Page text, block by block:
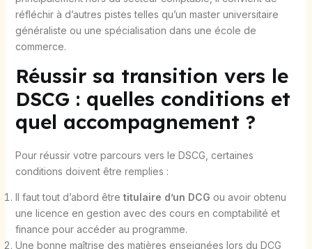
réfléchir à d’autres pistes telles qu’un master universitaire
généraliste ou une spécialisation dans une école de
commerce.
Réussir sa transition vers le
DSCG : quelles conditions et
quel accompagnement ?
Pour réussir votre parcours vers le DSCG, certaines
conditions doivent être remplies :
Il faut tout d’abord être titulaire d’un DCG ou avoir obtenu
une licence en gestion avec des cours en comptabilité et
finance pour accéder au programme.
Une bonne maîtrise des matières enseignées lors du DCG